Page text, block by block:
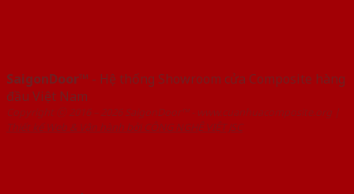
SaigonDoor™ - Hệ thống Showroom cửa Composite hàng
đầu Việt Nam
Copyright ⓒ 2016 – 2026 SaigonDoor™ - www.cuanhuacomposite.org |
Thiết kế Web & Vận hành bởi CÔNG NGHỆ VIỆT JSC